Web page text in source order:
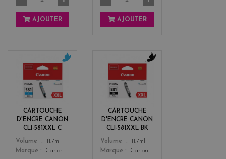
AJOUTER AJOUTER
CARTOUCHE
D'ENCRE CANON
CLI-581XXL C
Color
n
Volume
11.7ml
Marque
Canon
CARTOUCHE
D'ENCRE CANON
CLI-581XXL BK
Color
c
k
Volume
11.7ml
Marque
Canon